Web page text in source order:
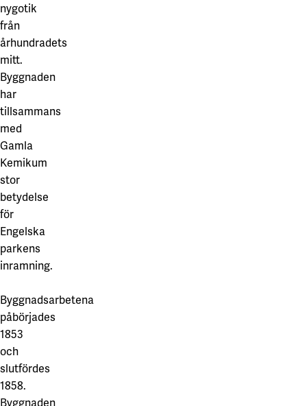
nygotik
från
århundradets
mitt.
Byggnaden
har
tillsammans
med
Gamla
Kemikum
stor
betydelse
för
Engelska
parkens
inramning.
Byggnadsarbetena
påbörjades
1853
och
slutfördes
1858.